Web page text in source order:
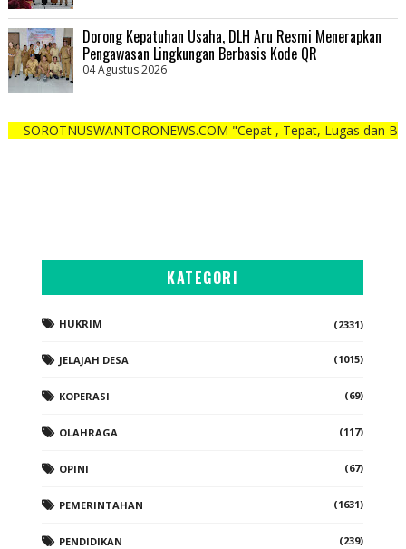
Dorong Kepatuhan Usaha, DLH Aru Resmi Menerapkan
Pengawasan Lingkungan Berbasis Kode QR
04 Agustus 2026
"Cepat , Tepat, Lugas dan Berani"
KATEGORI
HUKRIM (2331)
JELAJAH DESA (1015)
KOPERASI (69)
OLAHRAGA (117)
OPINI (67)
PEMERINTAHAN (1631)
PENDIDIKAN (239)